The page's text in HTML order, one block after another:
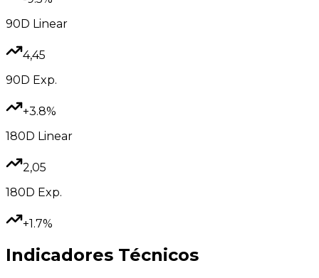
90D Linear
4,45
90D Exp.
+3.8%
180D Linear
2,05
180D Exp.
+1.7%
Indicadores Técnicos